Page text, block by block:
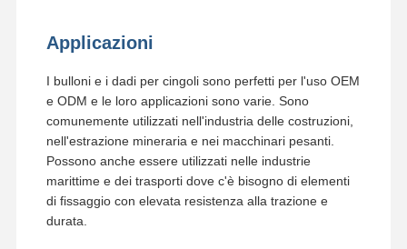
Applicazioni
I bulloni e i dadi per cingoli sono perfetti per l'uso OEM
e ODM e le loro applicazioni sono varie. Sono
comunemente utilizzati nell'industria delle costruzioni,
nell'estrazione mineraria e nei macchinari pesanti.
Possono anche essere utilizzati nelle industrie
marittime e dei trasporti dove c'è bisogno di elementi
di fissaggio con elevata resistenza alla trazione e
durata.